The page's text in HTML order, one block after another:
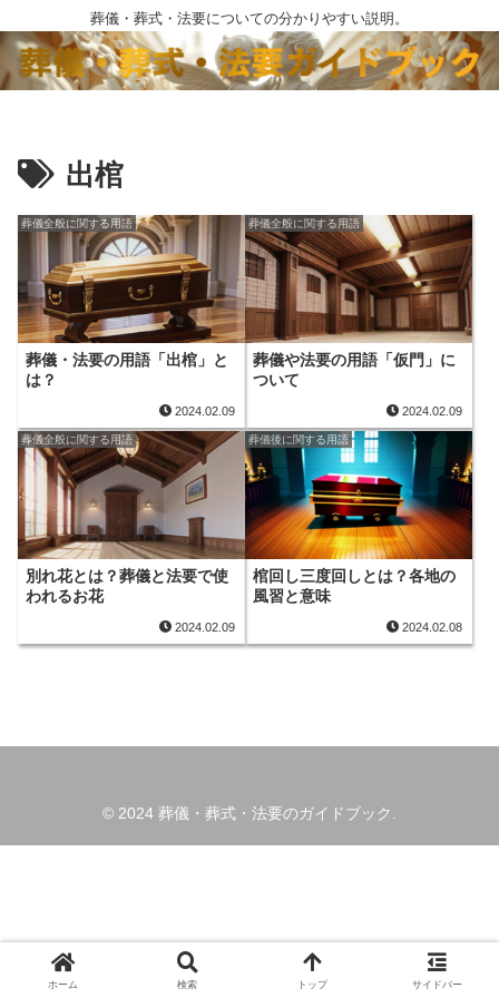
葬儀・葬式・法要についての分かりやすい説明。
出棺
葬儀全般に関する用語
葬儀・法要の用語「出棺」と
は？
2024.02.09
葬儀全般に関する用語
葬儀や法要の用語「仮門」に
ついて
2024.02.09
葬儀全般に関する用語
別れ花とは？葬儀と法要で使
われるお花
2024.02.09
葬儀後に関する用語
棺回し三度回しとは？各地の
風習と意味
2024.02.08
© 2024 葬儀・葬式・法要のガイドブック.
ホーム 検索 トップ サイドバー